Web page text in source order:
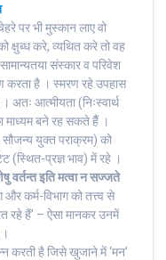
पर भी मुस्कान लाए वो
क्षुब्ध करे, व्यथित करे तो वह
संस्कार व परिवेश
करता है । स्मरण रहे उपहास
अतः आत्मीयता (निःस्वार्थ
माध्यम बने रह सकते हैैं ।
युक्त पराक्रम) को
(स्थित-प्रज्ञ भाव) में रहे ।
वर्तन्त इति मत्वा न सज्जते
और कर्म-विभाग को तत्त्व से
रहे हैं’ – ऐसा मानकर उनमें
करती है जिसे खुजाने में ‘मन’